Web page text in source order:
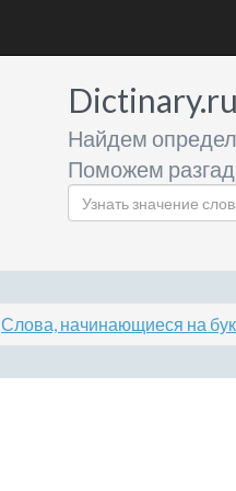
Dictinary.ru
Найдем
Поможем
Слова, начинающиеся на